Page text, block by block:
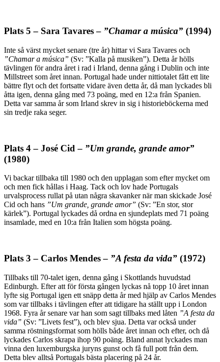
Plats 5 – Sara Tavares – ”Chamar a música” (1994)
Inte så värst mycket senare (tre år) hittar vi Sara Tavares och
”Chamar a música” (Sv: ”Kalla på musiken”). Detta år hölls
tävlingen för andra året i rad i Irland, denna gång i Dublin och inte
Millstreet som året innan. Portugal hade under nittiotalet fått ett lite
bättre flyt och det fortsatte vidare även detta år, då man lyckades bli
åtta igen, denna gång med 73 poäng, med en 12:a från Spanien.
Detta var samma år som Irland skrev in sig i historieböckerna med
sin tredje raka seger.
Plats 4 – José Cid – ”Um grande, grande amor”
(1980)
Vi backar tillbaka till 1980 och den upplagan som efter mycket om
och men fick hållas i Haag. Tack och lov hade Portugals
urvalsprocess rullat på utan några skavanker när man skickade José
Cid och hans ”Um grande, grande amor” (Sv: ”En stor, stor
kärlek”). Portugal lyckades då ordna en sjundeplats med 71 poäng
insamlade, med en 10:a från Italien som högsta poäng.
Plats 3 – Carlos Mendes – ”A festa da vida” (1972)
Tillbaks till 70-talet igen, denna gång i Skottlands huvudstad
Edinburgh. Efter att för första gången lyckas nå topp 10 året innan
lyfte sig Portugal igen ett snäpp detta år med hjälp av Carlos Mendes
som var tillbaks i tävlingen efter att tidigare ha ställt upp i London
1968. Fyra år senare var han som sagt tillbaks med låten ”A festa da
vida” (Sv: ”Livets fest”), och blev sjua. Detta var också under
samma röstningsformat som hölls både året innan och efter, och då
lyckades Carlos skrapa ihop 90 poäng. Bland annat lyckades man
vinna den luxemburgska juryns gunst och få full pott från dem.
Detta blev alltså Portugals bästa placering på 24 år.